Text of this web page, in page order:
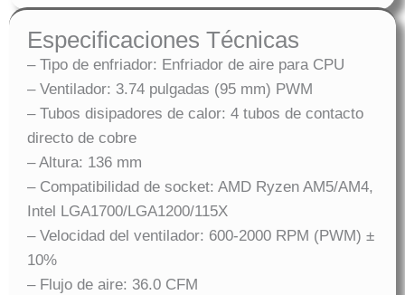
Especificaciones Técnicas
– Tipo de enfriador: Enfriador de aire para CPU
– Ventilador: 3.74 pulgadas (95 mm) PWM
– Tubos disipadores de calor: 4 tubos de contacto
directo de cobre
– Altura: 136 mm
– Compatibilidad de socket: AMD Ryzen AM5/AM4,
Intel LGA1700/LGA1200/115X
– Velocidad del ventilador: 600-2000 RPM (PWM) ±
10%
– Flujo de aire: 36.0 CFM